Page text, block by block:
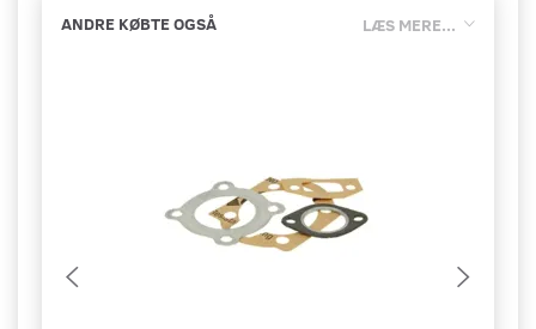
LÆS MERE...
ANDRE KØBTE OGSÅ